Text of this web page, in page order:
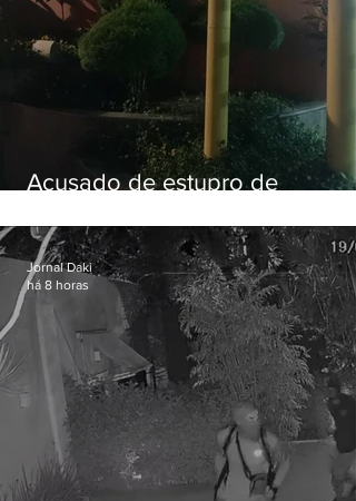
Acusado de estupro de
Jornal Daki
há 8 horas